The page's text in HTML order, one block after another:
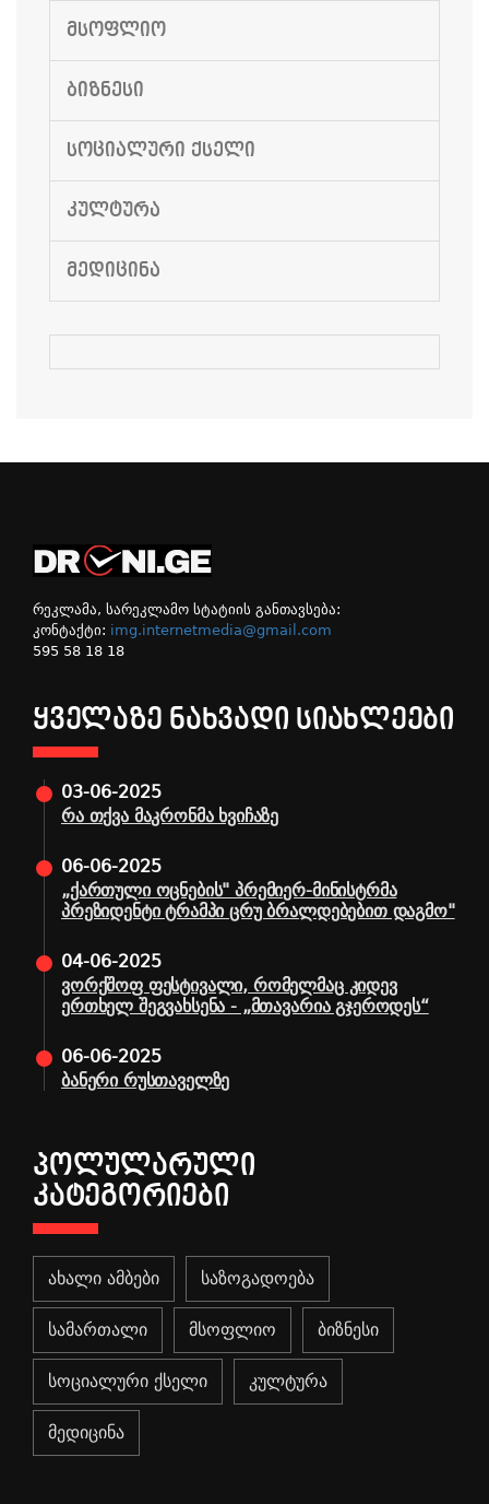
ᲛᲡᲝᲤᲚᲘᲝ
ᲑᲘᲖᲜᲔᲡᲘ
ᲡᲝᲪᲘᲐᲚᲣᲠᲘ ᲥᲡᲔᲚᲘ
ᲙᲣᲚᲢᲣᲠᲐ
ᲛᲔᲓᲘᲪᲘᲜᲐ
რეკლამა, სარეკლამო სტატიის განთავსება:
კონტაქტი: img.internetmedia@gmail.com
595 58 18 18
ᲧᲕᲔᲚᲐᲖᲔ ᲜᲐᲮᲕᲐᲓᲘ ᲡᲘᲐᲮᲚᲔᲔᲑᲘ
03-06-2025
რა თქვა მაკრონმა ხვიჩაზე
06-06-2025
„ქართული ოცნების" პრემიერ-მინისტრმა
პრეზიდენტი ტრამპი ცრუ ბრალდებებით დაგმო"
04-06-2025
ვორქშოფ ფესტივალი, რომელმაც კიდევ
ერთხელ შეგვახსენა - „მთავარია გჯეროდეს“
06-06-2025
ბანერი რუსთაველზე
ᲞᲝᲚᲣᲚᲐᲠᲣᲚᲘ
ᲙᲐᲢᲔᲒᲝᲠᲘᲔᲑᲘ
ახალი ამბები საზოგადოება
სამართალი მსოფლიო ბიზნესი
სოციალური ქსელი კულტურა
მედიცინა